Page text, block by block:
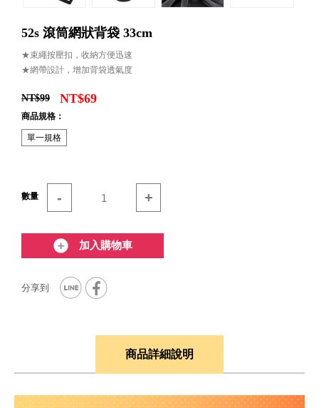
52s 滾筒網狀背袋 33cm
★束繩按壓扣，收納方便迅速
★網帶設計，增加背袋透氣度
NT$99 NT$69
商品規格：
單一規格
數量 - +
加入購物車
商品詳細說明